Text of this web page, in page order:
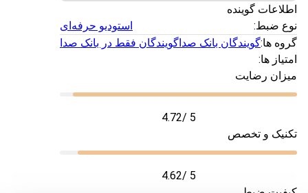
اطلاعات گوینده
نوع ضبط:
استودیو حرفه‌ای
گروه ها:گویندگان بانک صداگویندگان فقط در بانک صدا
امتیاز ها:
میزان رضایت
4.72/ 5
تکنیک و تخصص
4.62/ 5